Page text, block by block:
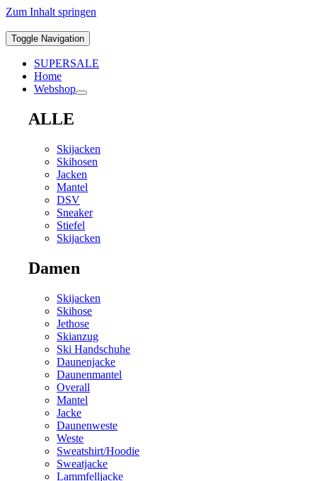
Zum Inhalt springen
Toggle Navigation
SUPERSALE
Home
Webshop
ALLE
Skijacken
Skihosen
Jacken
Mantel
DSV
Sneaker
Stiefel
Skijacken
Damen
Skijacken
Skihose
Jethose
Skianzug
Ski Handschuhe
Daunenjacke
Daunenmantel
Overall
Mantel
Jacke
Daunenweste
Weste
Sweatshirt/Hoodie
Sweatjacke
Lammfelljacke